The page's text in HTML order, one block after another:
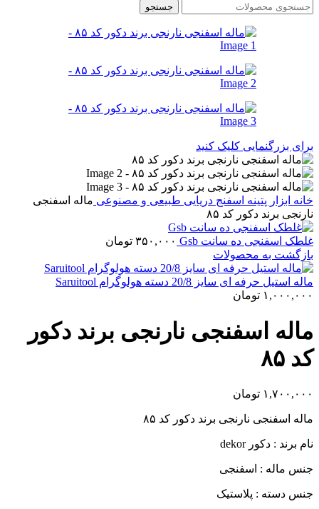
جستجو
برای بزرگنمایی کلیک کنید
خانه ابزار پتینه اسفنج دریایی طبیعی و مصنوعی ماله اسفنجی
نارنجی برند دکور کد ۸۵
غلطک اسفنجی ده سانت Gsb ۳۵۰,۰۰۰ تومان
بازگشت به محصولات
ماله استیل حرفه ای سایز 20/8 دسته هولوگرام Saruitool
۱,۰۰۰,۰۰۰ تومان
ماله اسفنجی نارنجی برند دکور
کد ۸۵
۱,۷۰۰,۰۰۰ تومان
ماله اسفنجی نارنجی برند دکور کد ۸۵
نام برند : دکور dekor
جنس ماله : اسفنجی
جنس دسته : پلاستیک